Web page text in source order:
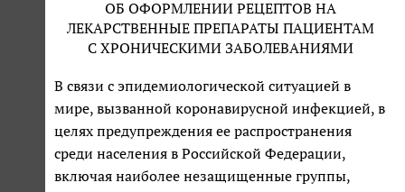
ОБ ОФОРМЛЕНИИ РЕЦЕПТОВ НА
ЛЕКАРСТВЕННЫЕ ПРЕПАРАТЫ ПАЦИЕНТАМ
С ХРОНИЧЕСКИМИ ЗАБОЛЕВАНИЯМИ
В связи с эпидемиологической ситуацией в
мире, вызванной коронавирусной инфекцией, в
целях предупреждения ее распространения
среди населения в Российской Федерации,
включая наиболее незащищенные группы,